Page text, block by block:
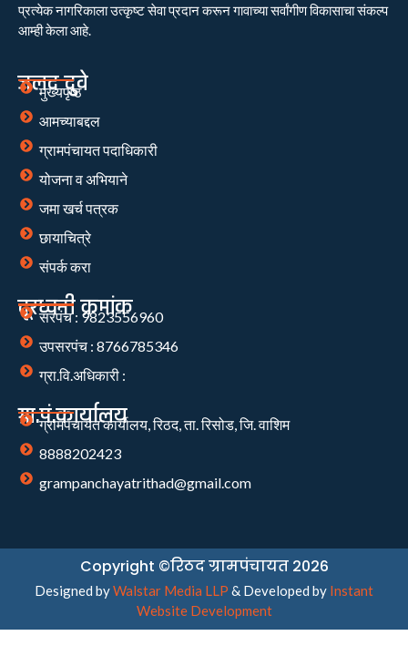
प्रत्येक नागरिकाला उत्कृष्ट सेवा प्रदान करून गावाच्या सर्वांगीण विकासाचा संकल्प
आम्ही केला आहे.
जलद दुवे
मुख्यपृष्ठ
आमच्याबद्दल
ग्रामपंचायत पदाधिकारी
योजना व अभियाने
जमा खर्च पत्रक
छायाचित्रे
संपर्क करा
दूरध्वनी क्रमांक
सरपंच : 9823556960
उपसरपंच : 8766785346
ग्रा.वि.अधिकारी :
ग्रा.पं.कार्यालय
ग्रामपंचायत कार्यालय, रिठद, ता. रिसोड, जि. वाशिम
8888202423
grampanchayatrithad@gmail.com
Copyright ©रिठद ग्रामपंचायत 2026
Designed byWalstar Media LLP & Developed by Instant
Website Development